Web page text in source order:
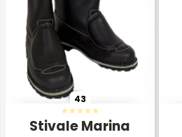
Stivale Marina
43